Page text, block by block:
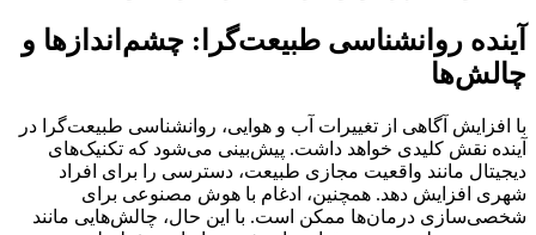
آینده روانشناسی طبیعت‌گرا: چشم‌اندازها و
چالش‌ها
با افزایش آگاهی از تغییرات آب و هوایی، روانشناسی طبیعت‌گرا در
آینده نقش کلیدی خواهد داشت. پیش‌بینی می‌شود که تکنیک‌های
دیجیتال مانند واقعیت مجازی طبیعت، دسترسی را برای افراد
شهری افزایش دهد. همچنین، ادغام با هوش مصنوعی برای
شخصی‌سازی درمان‌ها ممکن است. با این حال، چالش‌هایی مانند